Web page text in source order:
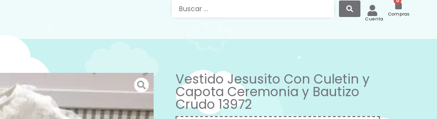
Cuenta
Compras
Vestido Jesusito Con Culetin y
Capota Ceremonia y Bautizo
Crudo 13972